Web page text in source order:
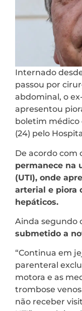
Internado
passou por
abdominal, o
apresentou
boletim
(24) pelo
De acordo com
permanece na
(UTI), onde
arterial e piora
hepáticos.
Ainda segundo
submetido a
“Continua em
parenteral
motora e as
trombose
não receber